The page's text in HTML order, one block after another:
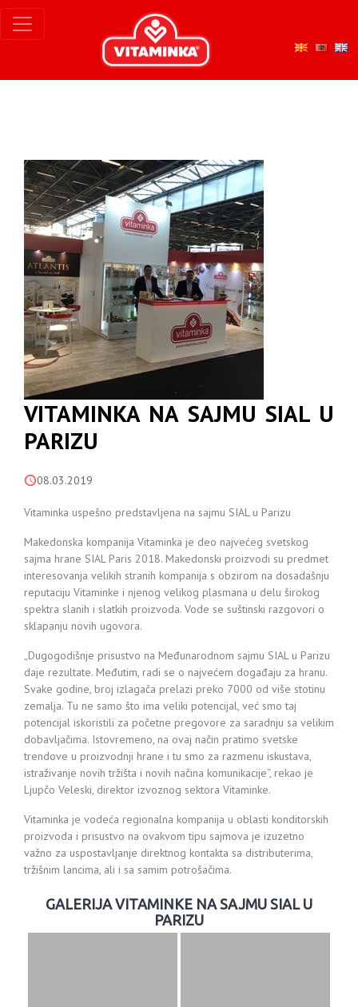
VITAMINKA NA SAJMU SIAL U
PARIZU
08.03.2019
Vitaminka uspešno predstavljena na sajmu SIAL u Parizu
Makedonska kompanija Vitaminka je deo najvećeg svetskog
sajma hrane SIAL Paris 2018. Makedonski proizvodi su predmet
interesovanja velikih stranih kompanija s obzirom na dosadašnju
reputaciju Vitaminke i njenog velikog plasmana u delu širokog
spektra slanih i slatkih proizvoda. Vode se suštinski razgovori o
sklapanju novih ugovora.
„Dugogodišnje prisustvo na Međunarodnom sajmu SIAL u Parizu
daje rezultate. Međutim, radi se o najvećem događaju za hranu.
Svake godine, broj izlagača prelazi preko 7000 od više stotinu
zemalja. Tu ne samo što ima veliki potencijal, već smo taj
potencijal iskoristili za početne pregovore za saradnju sa velikim
dobavljačima. Istovremeno, na ovaj način pratimo svetske
trendove u proizvodnji hrane i tu smo za razmenu iskustava,
istraživanje novih tržišta i novih načina komunikacije“, rekao je
Ljupčo Veleski, direktor izvoznog sektora Vitaminke.
Vitaminka je vodeća regionalna kompanija u oblasti konditorskih
proizvoda i prisustvo na ovakvom tipu sajmova je izuzetno
važno za uspostavljanje direktnog kontakta sa distributerima,
tržišnim lancima, ali i sa samim potrošačima.
GALERIJA VITAMINKE NA SAJMU SIAL U
PARIZU